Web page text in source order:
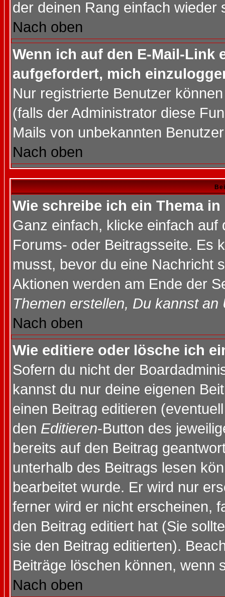
der deinen Rang einfach wieder
Nach oben
Wenn ich auf den E-Mail-Link
aufgefordert, mich
Nur registrierte Benutzer
(falls der Administrator diese
Mails von unbekannten
Nach oben
Wie schreibe ich ein Thema
Ganz einfach, klicke einfach
Forums- oder Beitragsseite. Es
musst, bevor du eine Nachricht
Aktionen werden am Ende der
Themen erstellen, Du kannst
Nach oben
Wie editiere oder lösche ich
Sofern du nicht der
kannst du nur deine eigenen
einen Beitrag editieren
den Editieren-Button des
bereits auf den Beitrag
unterhalb des Beitrags lesen
bearbeitet wurde. Er wird nur
ferner wird er nicht erscheinen,
den Beitrag editiert hat (Sie
sie den Beitrag editierten).
Beiträge löschen können, wenn
Nach oben